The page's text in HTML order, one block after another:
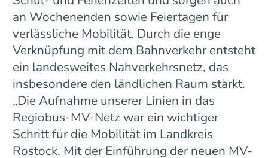
an Wochenenden sowie Feiertagen für
verlässliche Mobilität. Durch die enge
Verknüpfung mit dem Bahnverkehr entsteht
ein landesweites Nahverkehrsnetz, das
insbesondere den ländlichen Raum stärkt.
„Die Aufnahme unserer Linien in das
Regiobus-MV-Netz war ein wichtiger
Schritt für die Mobilität im Landkreis
Rostock. Mit der Einführung der neuen MV-